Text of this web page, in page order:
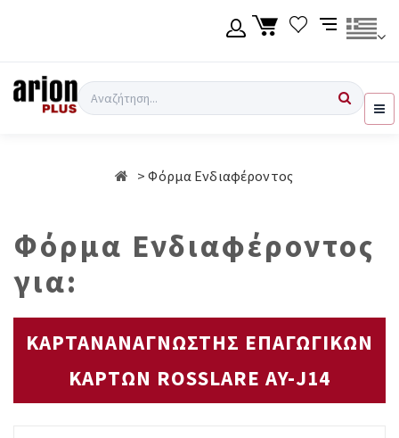
Σύνδεση χρήση
Αναζήτηση
Φόρμα Ενδιαφέροντος
Φόρμα Ενδιαφέροντος
για:
ΚΑΡΤΑΝΑΝΑΓΝΩΣΤΗΣ ΕΠΑΓΩΓΙΚΩΝ
ΚΑΡΤΩΝ ROSSLARE AY-J14